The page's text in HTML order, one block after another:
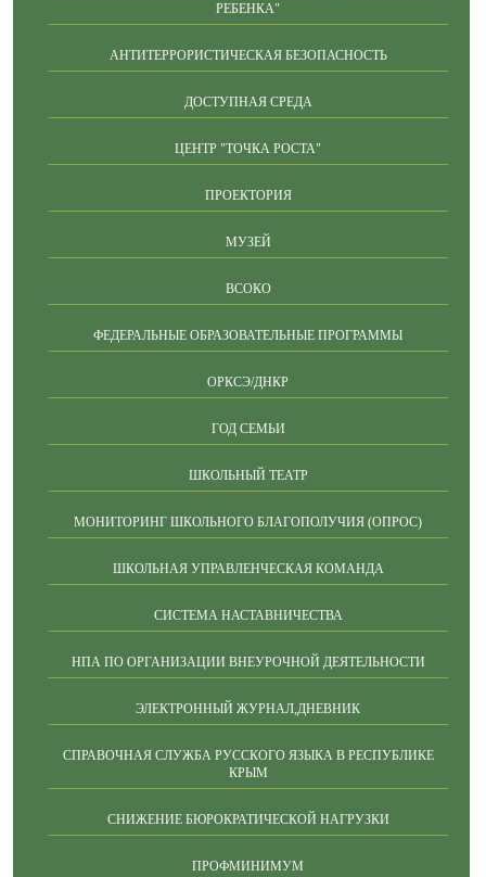
РЕБЕНКА"
АНТИТЕРРОРИСТИЧЕСКАЯ БЕЗОПАСНОСТЬ
ДОСТУПНАЯ СРЕДА
ЦЕНТР "ТОЧКА РОСТА"
ПРОЕКТОРИЯ
МУЗЕЙ
ВСОКО
ФЕДЕРАЛЬНЫЕ ОБРАЗОВАТЕЛЬНЫЕ ПРОГРАММЫ
ОРКСЭ/ДНКР
ГОД СЕМЬИ
ШКОЛЬНЫЙ ТЕАТР
МОНИТОРИНГ ШКОЛЬНОГО БЛАГОПОЛУЧИЯ (ОПРОС)
ШКОЛЬНАЯ УПРАВЛЕНЧЕСКАЯ КОМАНДА
СИСТЕМА НАСТАВНИЧЕСТВА
НПА ПО ОРГАНИЗАЦИИ ВНЕУРОЧНОЙ ДЕЯТЕЛЬНОСТИ
ЭЛЕКТРОННЫЙ ЖУРНАЛ,ДНЕВНИК
СПРАВОЧНАЯ СЛУЖБА РУССКОГО ЯЗЫКА В РЕСПУБЛИКЕ
КРЫМ
СНИЖЕНИЕ БЮРОКРАТИЧЕСКОЙ НАГРУЗКИ
ПРОФМИНИМУМ